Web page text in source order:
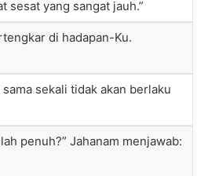
sesat yang sangat jauh.”
di hadapan-Ku.
sekali tidak akan berlaku
penuh?” Jahanam menjawab: